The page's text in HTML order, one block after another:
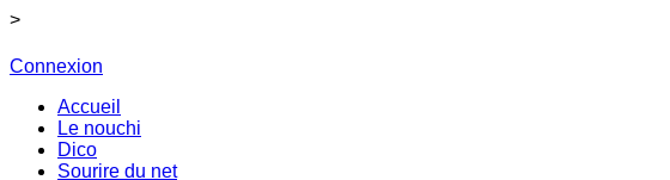
>
Connexion
Accueil
Le nouchi
Dico
Sourire du net